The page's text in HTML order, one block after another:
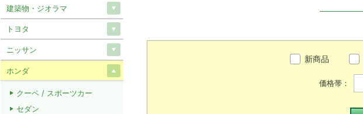
新商品
価格帯：
建築物・ジオラマ
トヨタ
ニッサン
ホンダ
クーペ / スポーツカー
セダン